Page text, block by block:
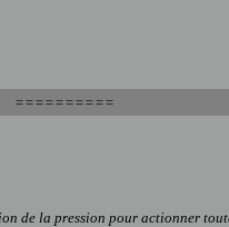
==========
de la pression pour actionner